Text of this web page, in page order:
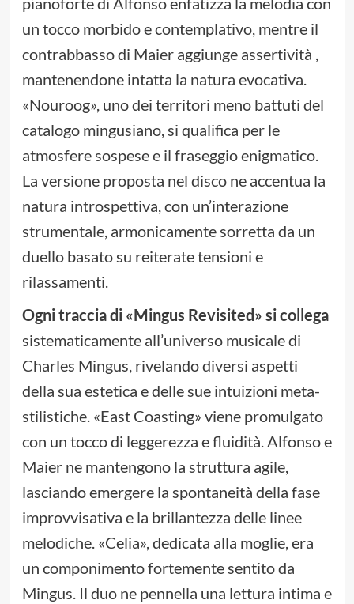
un tocco morbido e contemplativo, mentre il
contrabbasso di Maier aggiunge assertività ,
mantenendone intatta la natura evocativa.
«Nouroog», uno dei territori meno battuti del
catalogo mingusiano, si qualifica per le
atmosfere sospese e il fraseggio enigmatico.
La versione proposta nel disco ne accentua la
natura introspettiva, con un’interazione
strumentale, armonicamente sorretta da un
duello basato su reiterate tensioni e
rilassamenti.
Ogni traccia di «Mingus Revisited» si collega
sistematicamente all’universo musicale di
Charles Mingus, rivelando diversi aspetti
della sua estetica e delle sue intuizioni meta-
stilistiche. «East Coasting» viene promulgato
con un tocco di leggerezza e fluidità. Alfonso e
Maier ne mantengono la struttura agile,
lasciando emergere la spontaneità della fase
improvvisativa e la brillantezza delle linee
melodiche. «Celia», dedicata alla moglie, era
un componimento fortemente sentito da
Mingus. Il duo ne pennella una lettura intima e